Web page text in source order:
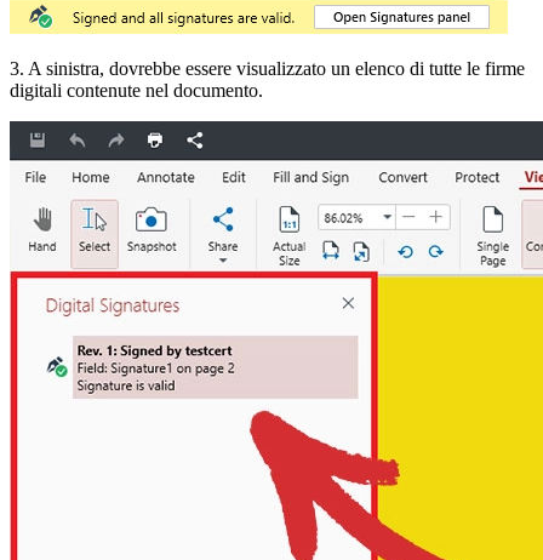
3. A sinistra, dovrebbe essere visualizzato un elenco di tutte le firme
digitali contenute nel documento.